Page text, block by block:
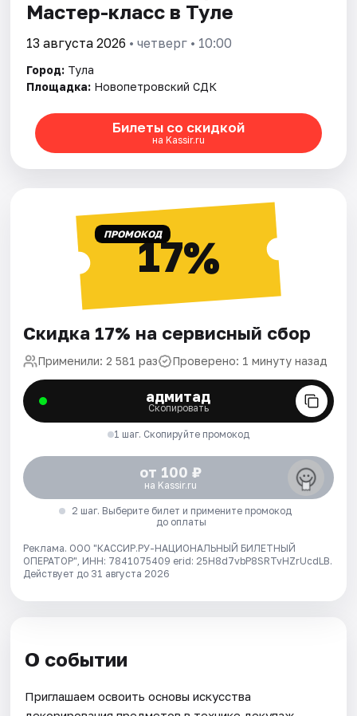
Мастер-класс в Туле
13 августа 2026 • четверг • 10:00
Город: Тула
Площадка: Новопетровский СДК
Билеты со скидкой
на Kassir.ru
ПРОМОКОД17%
Скидка 17% на сервисный сбор
Применили: 2 581 раз Проверено: 1 минуту назад
адмитад
Скопировать
1 шаг. Скопируйте промокод
от 100 ₽
на Kassir.ru
2 шаг. Выберите билет и примените промокод
до оплаты
Реклама. ООО "КАССИР.РУ-НАЦИОНАЛЬНЫЙ БИЛЕТНЫЙ
ОПЕРАТОР", ИНН: 7841075409 erid: 25H8d7vbP8SRTvHZrUcdLB.
Действует до 31 августа 2026
О событии
Приглашаем освоить основы искусства